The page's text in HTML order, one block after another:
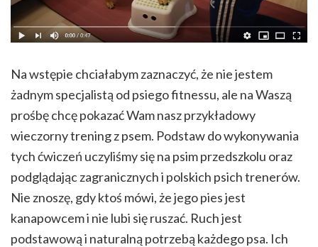
Na wstępie chciałabym zaznaczyć, że nie jestem
żadnym specjalistą od psiego fitnessu, ale na Waszą
prośbę chcę pokazać Wam nasz przykładowy
wieczorny trening z psem. Podstaw do wykonywania
tych ćwiczeń uczyliśmy się na psim przedszkolu oraz
podglądając zagranicznych i polskich psich trenerów.
Nie znoszę, gdy ktoś mówi, że jego pies jest
kanapowcem i nie lubi się ruszać. Ruch jest
podstawową i naturalną potrzebą każdego psa. Ich